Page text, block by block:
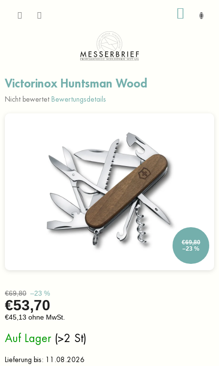
Victorinox Huntsman Wood
Die
Nicht bewertet Bewertungsdetails
€69,80
–23 %
€69,80 –23 %
€53,70
€45,13 ohne MwSt.
Auf Lager (>2 St)
Lieferung bis: 11.08.2026